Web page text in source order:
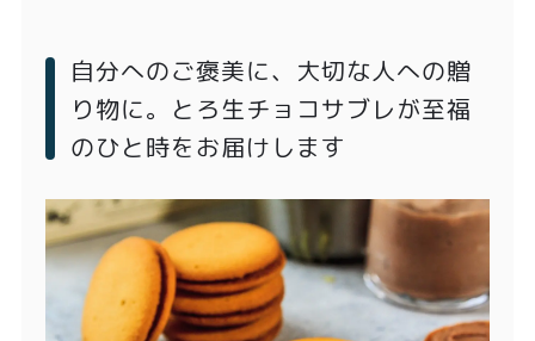
自分へのご褒美に、大切な人への贈
り物に。とろ生チョコサブレが至福
のひと時をお届けします